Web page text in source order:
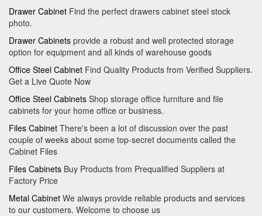
Drawer Cabinet Find the perfect drawers cabinet steel stock
photo.
Drawer Cabinets provide a robust and well protected storage
option for equipment and all kinds of warehouse goods
Office Steel Cabinet Find Quality Products from Verified Suppliers.
Get a Live Quote Now
Office Steel Cabinets Shop storage office furniture and file
cabinets for your home office or business.
Files Cabinet There's been a lot of discussion over the past
couple of weeks about some top-secret documents called the
Cabinet Files
Files Cabinets Buy Products from Prequalified Suppliers at
Factory Price
Metal Cabinet We always provide reliable products and services
to our customers. Welcome to choose us